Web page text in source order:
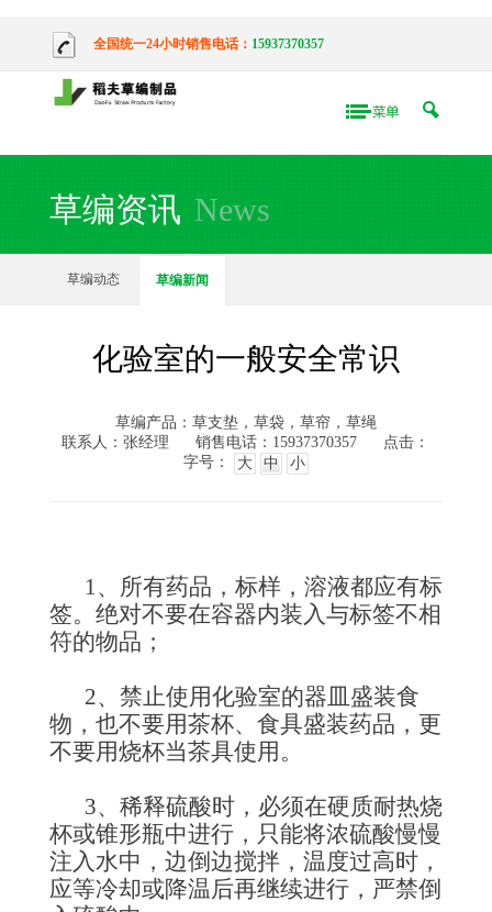
全国统一24小时销售电话： 15937370357
草编资讯 News
草编动态 草编新闻
化验室的一般安全常识
草编产品：草支垫，草袋，草帘，草绳
联系人：张经理
销售电话：15937370357
点击：
字号：
大 中 小
1、所有药品，标样，溶液都应有标
签。绝对不要在容器内装入与标签不相
符的物品；
2、禁止使用化验室的器皿盛装食
物，也不要用茶杯、食具盛装药品，更
不要用烧杯当茶具使用。
3、稀释硫酸时，必须在硬质耐热烧
杯或锥形瓶中进行，只能将浓硫酸慢慢
注入水中，边倒边搅拌，温度过高时，
应等冷却或降温后再继续进行，严禁倒